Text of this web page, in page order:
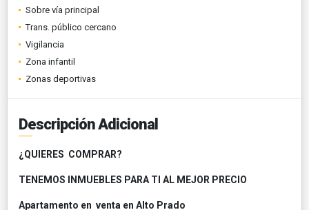
Sobre vía principal
Trans. público cercano
Vigilancia
Zona infantil
Zonas deportivas
Descripción Adicional
¿QUIERES COMPRAR?
TENEMOS INMUEBLES PARA TI AL MEJOR PRECIO
Apartamento en venta en Alto Prado